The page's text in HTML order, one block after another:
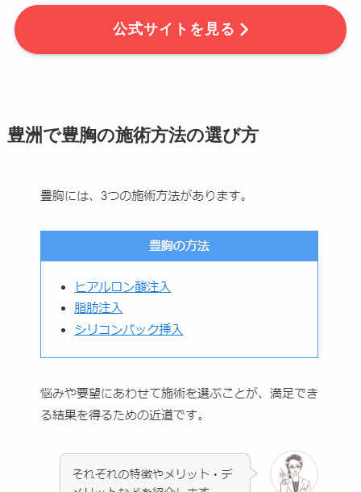
公式サイトを見る
豊洲で豊胸の施術方法の選び方